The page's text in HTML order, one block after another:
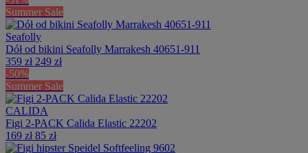
Summer Sale
Seafolly
Dół od bikini Seafolly Marrakesh 40651-911
359 zł 249 zł
-50%
Summer Sale
CALIDA
Figi 2-PACK Calida Elastic 22202
169 zł 85 zł